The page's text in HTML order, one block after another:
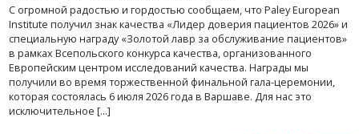
С огромной радостью и гордостью сообщаем, что Paley European
Institute получил знак качества «Лидер доверия пациентов 2026» и
специальную награду «Золотой лавр за обслуживание пациентов»
в рамках Всепольского конкурса качества, организованного
Европейским центром исследований качества. Награды мы
получили во время торжественной финальной гала-церемонии,
которая состоялась 6 июля 2026 года в Варшаве. Для нас это
исключительное […]